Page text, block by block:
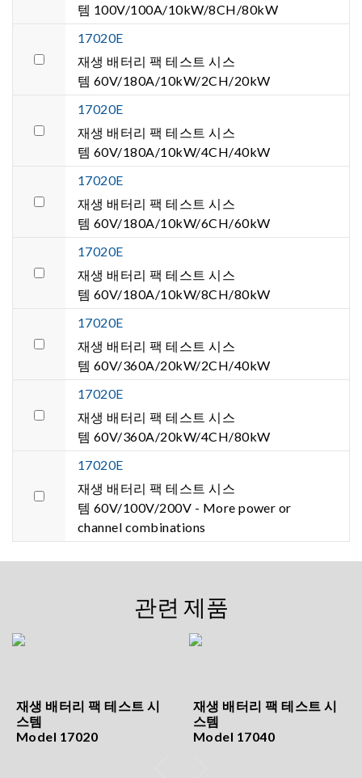
템 100V/100A/10kW/8CH/80kW
17020E
재생 배터리 팩 테스트 시스
템 60V/180A/10kW/2CH/20kW
17020E
재생 배터리 팩 테스트 시스
템 60V/180A/10kW/4CH/40kW
17020E
재생 배터리 팩 테스트 시스
템 60V/180A/10kW/6CH/60kW
17020E
재생 배터리 팩 테스트 시스
템 60V/180A/10kW/8CH/80kW
17020E
재생 배터리 팩 테스트 시스
템 60V/360A/20kW/2CH/40kW
17020E
재생 배터리 팩 테스트 시스
템 60V/360A/20kW/4CH/80kW
17020E
재생 배터리 팩 테스트 시스
템 60V/100V/200V - More power or
channel combinations
관련 제품
재생 배터리 팩 테스트 시
스템
Model 17020
재생 배터리 팩 테스트 시
스템
Model 17040